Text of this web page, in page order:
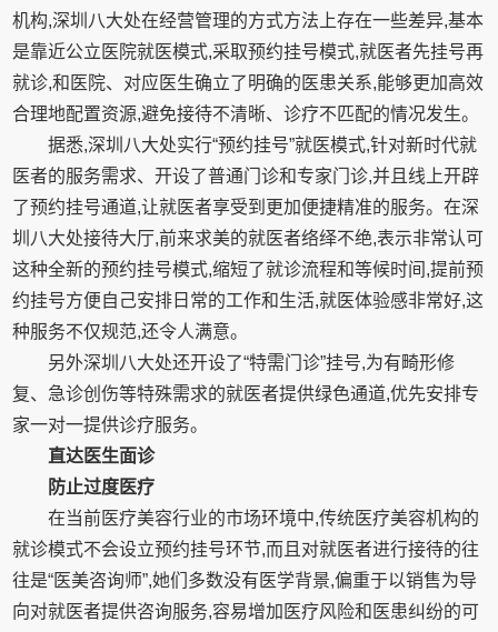
机构,深圳八大处在经营管理的方式方法上存在一些差异,基本
是靠近公立医院就医模式,采取预约挂号模式,就医者先挂号再
就诊,和医院、对应医生确立了明确的医患关系,能够更加高效
合理地配置资源,避免接待不清晰、诊疗不匹配的情况发生。
据悉,深圳八大处实行“预约挂号”就医模式,针对新时代就
医者的服务需求、开设了普通门诊和专家门诊,并且线上开辟
了预约挂号通道,让就医者享受到更加便捷精准的服务。在深
圳八大处接待大厅,前来求美的就医者络绎不绝,表示非常认可
这种全新的预约挂号模式,缩短了就诊流程和等候时间,提前预
约挂号方便自己安排日常的工作和生活,就医体验感非常好,这
种服务不仅规范,还令人满意。
另外深圳八大处还开设了“特需门诊”挂号,为有畸形修
复、急诊创伤等特殊需求的就医者提供绿色通道,优先安排专
家一对一提供诊疗服务。
直达医生面诊
防止过度医疗
在当前医疗美容行业的市场环境中,传统医疗美容机构的
就诊模式不会设立预约挂号环节,而且对就医者进行接待的往
往是“医美咨询师”,她们多数没有医学背景,偏重于以销售为导
向对就医者提供咨询服务,容易增加医疗风险和医患纠纷的可